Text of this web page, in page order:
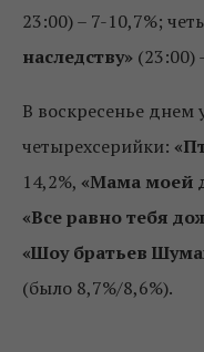
23:00) – 7-10,7%;
наследству» (23:00)
В воскресенье днем
четырехсерийки:
14,2%, «Мама моей
«Все равно тебя
«Шоу братьев
(было 8,7%/8,6%).